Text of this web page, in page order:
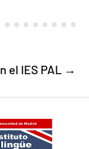
el IES PAL→